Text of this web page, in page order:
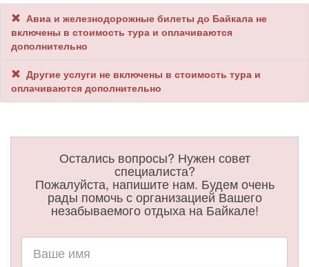
Авиа и железнодорожные билеты до Байкала не
включены в стоимость тура и оплачиваются
дополнительно
Другие услуги не включены в стоимость тура и
оплачиваются дополнительно
Остались вопросы? Нужен совет
специалиста?
Пожалуйста, напишите нам. Будем очень
рады помочь с организацией Вашего
незабываемого отдыха на Байкале!